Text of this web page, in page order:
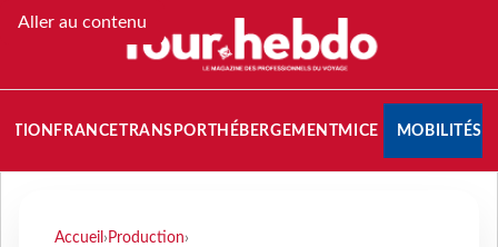
Aller au contenu
FRANCETRANSPORT HÉBERGEMENTMICE MOBILITÉS
Accueil › Production›